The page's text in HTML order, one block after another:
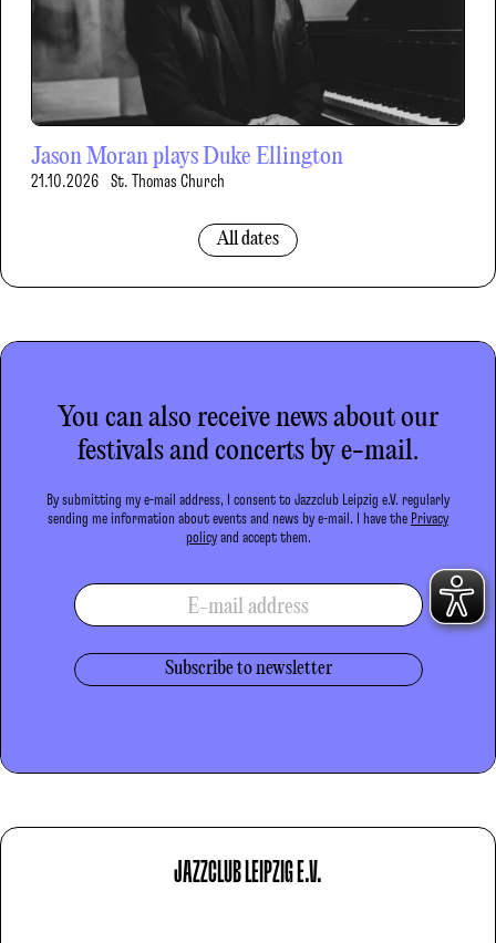
Jason Moran plays Duke Ellington
21.10.2026 St. Thomas Church
All dates
You can also receive news about our
festivals and concerts by e-mail.
By submitting my e-mail address, I consent to Jazzclub Leipzig e.V. regularly
sending me information about events and news by e-mail. I have the Privacy
policyand accept them.
E-mail address
JAZZCLUB LEIPZIG E.V.